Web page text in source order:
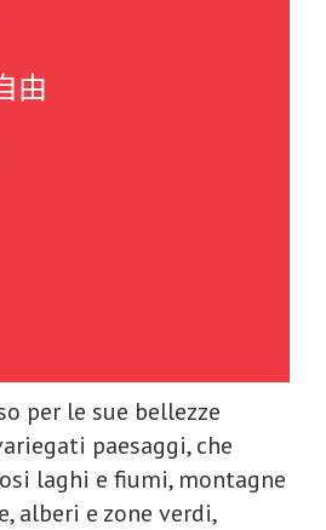
由
per le sue bellezze
paesaggi, che
laghi e fiumi, montagne
alberi e zone verdi,